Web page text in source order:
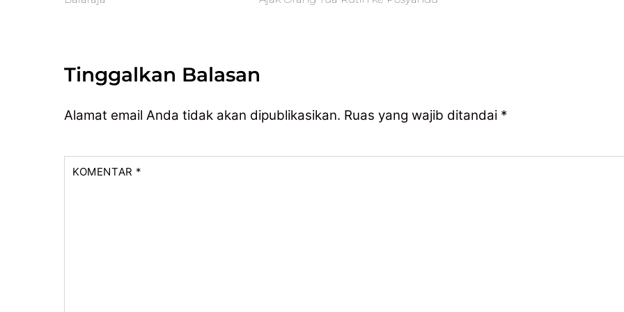
Tinggalkan Balasan
Alamat email Anda tidak akan dipublikasikan. Ruas yang wajib ditandai *
KOMENTAR *